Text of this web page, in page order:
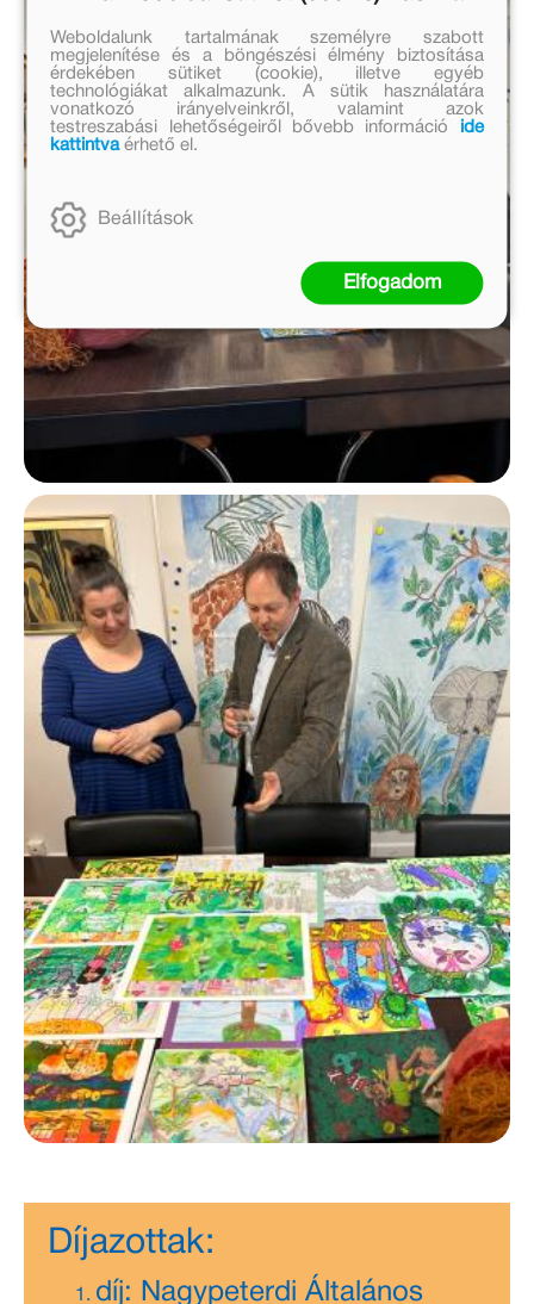
Díjazottak:
díj: Nagypeterdi Általános
Weboldalunk tartalmának személyre szabott
megjelenítése és a böngészési élmény biztosítása
érdekében sütiket (cookie), illetve egyéb
technológiákat alkalmazunk. A sütik használatára
vonatkozó irányelveinkről, valamint azok
testreszabási lehetőségeiről bővebb információ
ide
kattintvaérhető el.
Beállítások
Elfogadom